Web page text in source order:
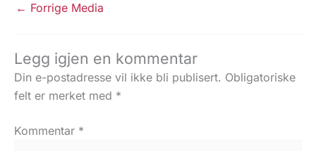
← Forrige Media
Legg igjen en kommentar
Din e-postadresse vil ikke bli publisert. Obligatoriske
felt er merket med *
Kommentar *